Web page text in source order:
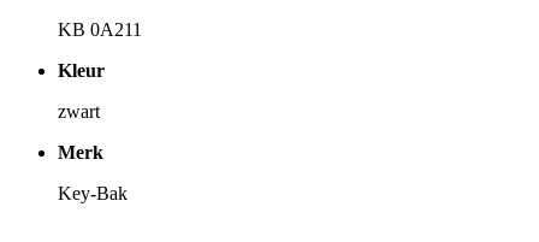
KB 0A211
Kleur
zwart
Merk
Key-Bak